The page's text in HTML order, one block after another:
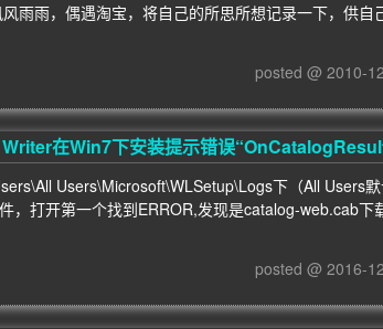
雨雨，偶遇淘宝，将自己的所思所想记录一下，供
posted @ 2010-
在Win7下安装提示错误
Users\Microsoft\WLSetup\Logs下（All Users
，打开第一个找到ERROR,发现是catalog-web.cab
posted @ 2016-